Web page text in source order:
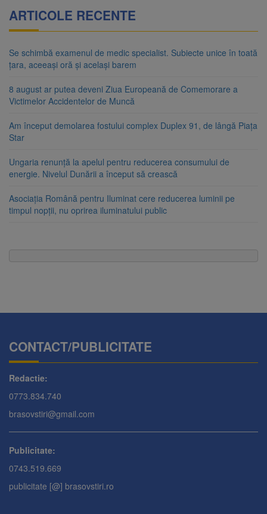
ARTICOLE RECENTE
Se schimbă examenul de medic specialist. Subiecte unice în toată
țara, aceeași oră și același barem
8 august ar putea deveni Ziua Europeană de Comemorare a
Victimelor Accidentelor de Muncă
Am început demolarea fostului complex Duplex 91, de lângă Piața
Star
Ungaria renunță la apelul pentru reducerea consumului de
energie. Nivelul Dunării a început să crească
Asociația Română pentru Iluminat cere reducerea luminii pe
timpul nopții, nu oprirea iluminatului public
CONTACT/PUBLICITATE
Redactie:
0773.834.740
brasovstiri@gmail.com
Publicitate:
0743.519.669
publicitate [@] brasovstiri.ro